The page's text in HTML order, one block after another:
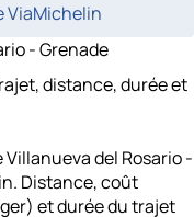
ViaMichelin
- Grenade
distance, durée et
del Rosario -
Distance, coût
et durée du trajet